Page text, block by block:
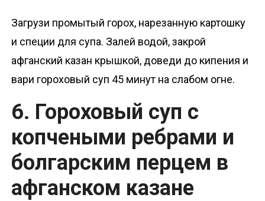
Загрузи промытый горох, нарезанную картошку
и специи для супа. Залей водой, закрой
афганский казан крышкой, доведи до кипения и
вари гороховый суп 45 минут на слабом огне.
6. Гороховый суп с
копчеными ребрами и
болгарским перцем в
афганском казане